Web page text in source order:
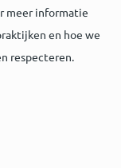
meer informatie
en hoe we
respecteren.